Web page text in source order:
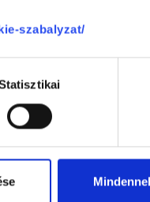
szabalyzat/
20:00)